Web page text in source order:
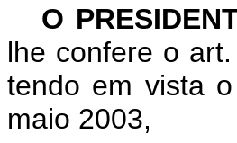
O
lhe confere o
tendo em vista
maio 2003,